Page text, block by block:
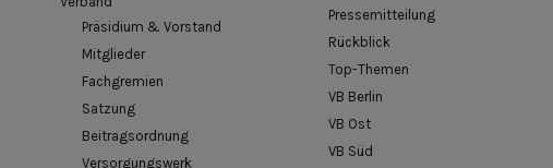
Präsidium & Vorstand
Mitglieder
Fachgremien
Satzung
Beitragsordnung
Versorgungswerk
Pressemitteilung
Rückblick
Top-Themen
VB Berlin
VB Ost
VB Süd